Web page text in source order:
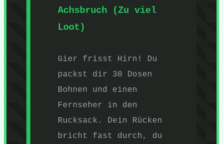
Achsbruch (Zu viel
Loot)
Gier frisst Hirn! Du
packst dir 30 Dosen
Bohnen und einen
Fernseher in den
Rucksack. Dein Rücken
bricht fast durch, du